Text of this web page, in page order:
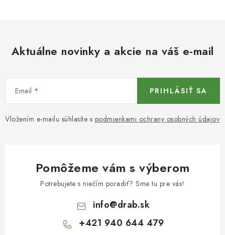
Aktuálne novinky a akcie na váš e-mail
Email
Vložením e-mailu súhlasíte s podmienkami ochrany osobných údajov
PRIHLÁSIŤ SA
Pomôžeme vám s výberom
Potrebujete s niečím poradiť? Sme tu pre vás!
info@drab.sk
+421 940 644 479